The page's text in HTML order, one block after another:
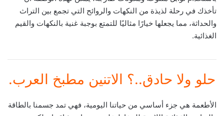
تأخذك في رحلة لذيذة من النكهات والروائح التي تجمع بين التراث
والحداثة، مما يجعلها خيارًا مثاليًا للتمتع بوجبة غنية بالنكهات والقيم
الغذائية.
حلو ولا حادق..؟ الاتنين مطبخ العرب.
الأطعمة هي جزء أساسي من حياتنا اليومية، فهي تمد جسمنا بالطاقة